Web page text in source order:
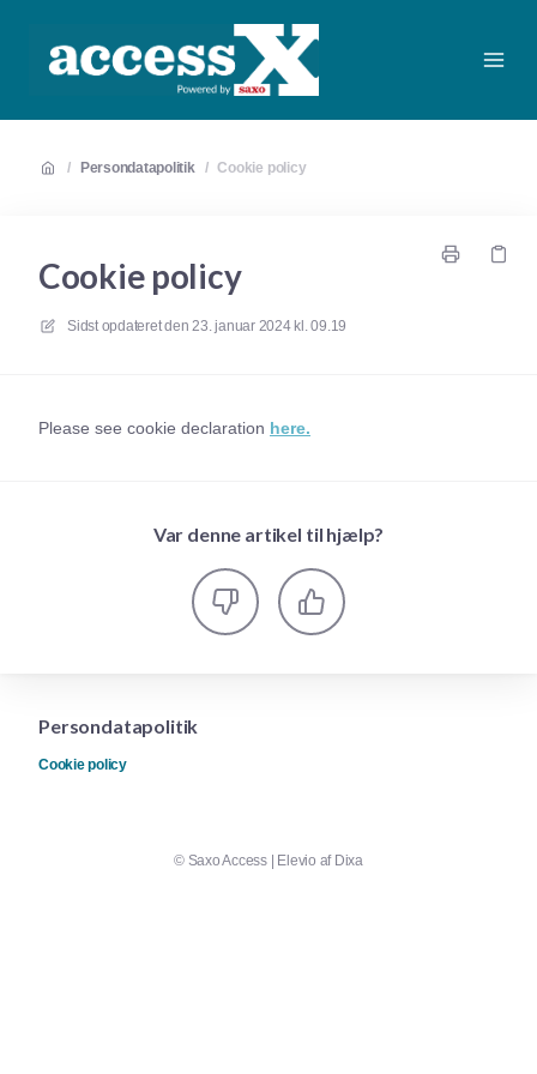
/ Persondatapolitik / Cookie policy
Cookie policy
Sidst opdateret den 23. januar 2024 kl. 09.19
Please see cookie declaration here.
Var denne artikel til hjælp?
Persondatapolitik
Cookie policy
© Saxo Access| Elevio af Dixa